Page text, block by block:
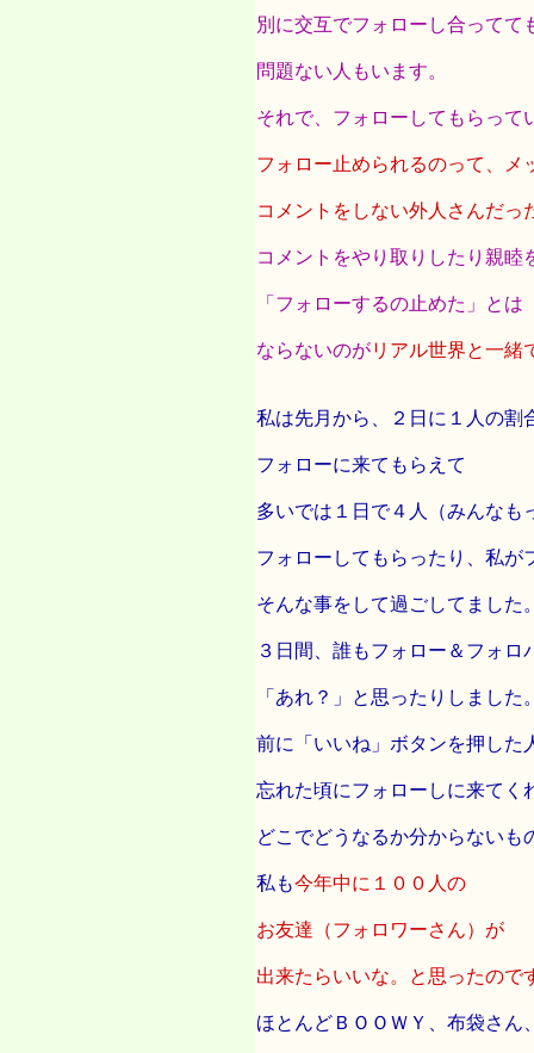
別に交互でフォローし合ってて
問題ない人もいます。
それで、フォローしてもらって
フォロー止められるのって、メ
コメントをしない外人さんだっ
コメントをやり取りしたり親睦
「フォローするの止めた」とは
ならないのがリアル世界と一緒
私は先月から、２日に１人の割
フォローに来てもらえて
多いでは１日で４人（みんなも
フォローしてもらったり、私が
そんな事をして過ごしてました
３日間、誰もフォロー＆フォロ
「あれ？」と思ったりしました
前に「いいね」ボタンを押した
忘れた頃にフォローしに来てく
どこでどうなるか分からないも
私も今年中に１００人の
お友達（フォロワーさん）が
出来たらいいな。と思ったので
ほとんどＢＯＯＷＹ、布袋さん